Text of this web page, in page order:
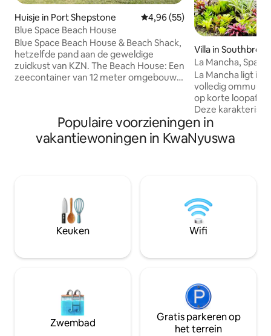
Huisje in Port Shepstone Gemiddelde beoordeling van
4,96 (55)
Blue Space Beach House
Blue Space Beach House & Beach Shack,
hetzelfde pand aan de geweldige
zuidkust van KZN. The Beach House: Een
zeecontainer van 12 meter omgebouwd
keuken en lounge, 2 openslaande
deuren naar de patio met een
180graden uitzicht op de oceaan, waar je
natuurlijke rotszwembaden ligt op 8
minuten lopen. Kom en ervaar het voor
Villa in
La Mancha,
Southbroom
La Mancha ligt in
volledig
op korte
Deze
voorzien van
wifi, verwarmde
houtgestookte
stranden. Geniet van de verwarmde
buitenspa, geniet
je luistert naar de
Populaire voorzieningen in
vakantiewoningen in KwaNyuswa
Keuken Wifi
Zwembad
Gratis parkeren op
het terrein